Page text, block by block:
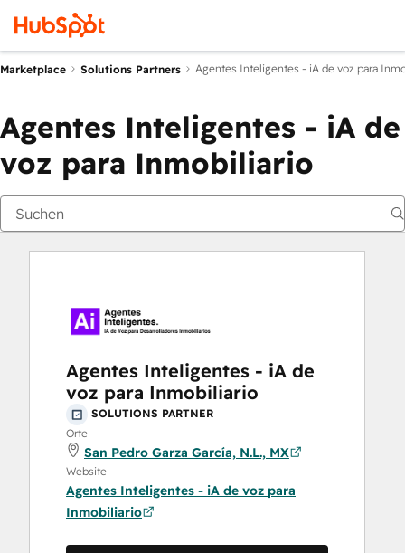
Marketplace Solutions Partners Agentes Inteligentes - iA de voz para
Agentes Inteligentes - iA de
voz para Inmobiliario
Agentes Inteligentes - iA de
voz para Inmobiliario
SOLUTIONS PARTNER
Orte
San Pedro Garza García, N.L., MX
Website
Agentes Inteligentes - iA de voz para
Inmobiliario